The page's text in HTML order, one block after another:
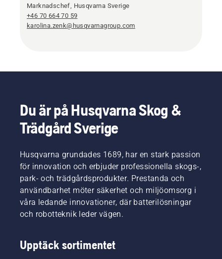
Marknadschef, Husqvarna Sverige
+46 70 664 70 59
karolina.zenk@husqvarnagroup.com
Du är på Husqvarna Skog &
Trädgård Sverige
Husqvarna grundades 1689, har en stark passion
för innovation och erbjuder professionella skogs-,
park- och trädgårdsprodukter. Prestanda och
användbarhet möter säkerhet och miljöomsorg i
våra ledande innovationer, där batterilösningar
och robotteknik leder vägen.
Upptäck sortimentet